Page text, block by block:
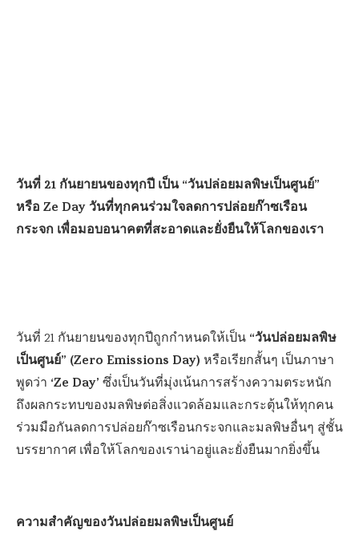
วันที่ 21 กันยายนของทุกปี เป็น “วันปล่อยมลพิษเป็นศูนย์”
หรือ Ze Day วันที่ทุกคนร่วมใจลดการปล่อยก๊าซเรือน
กระจก เพื่อมอบอนาคตที่สะอาดและยั่งยืนให้โลกของเรา
วันที่ 21 กันยายนของทุกปีถูกกำหนดให้เป็น “วันปล่อยมลพิษ
เป็นศูนย์” (Zero Emissions Day) หรือเรียกสั้นๆ เป็นภาษา
พูดว่า ‘Ze Day’ ซึ่งเป็นวันที่มุ่งเน้นการสร้างความตระหนัก
ถึงผลกระทบของมลพิษต่อสิ่งแวดล้อมและกระตุ้นให้ทุกคน
ร่วมมือกันลดการปล่อยก๊าซเรือนกระจกและมลพิษอื่นๆ สู่ชั้น
บรรยากาศ เพื่อให้โลกของเราน่าอยู่และยั่งยืนมากยิ่งขึ้น
ความสำคัญของวันปล่อยมลพิษเป็นศูนย์